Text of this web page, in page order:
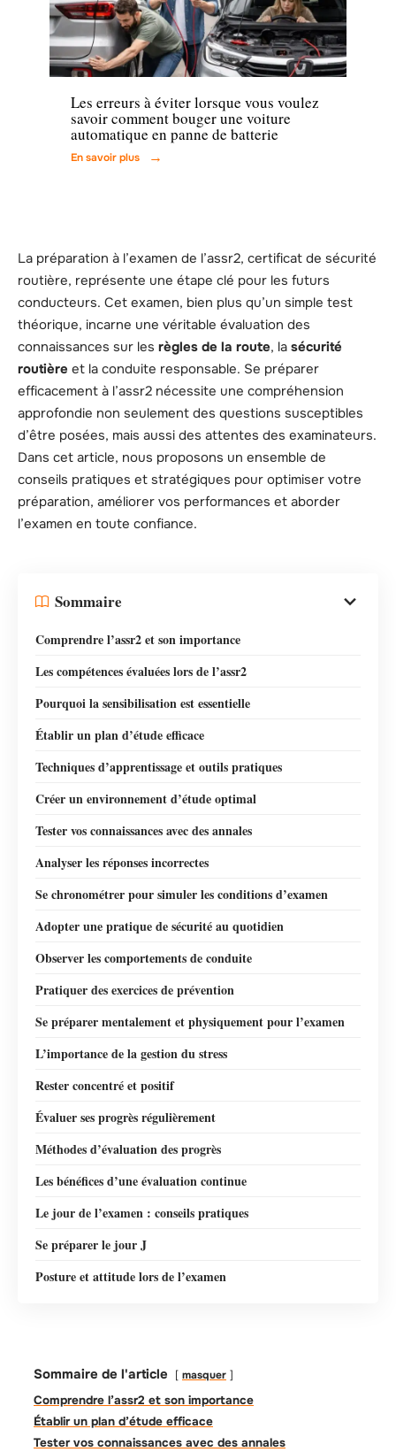
Voiture
Les erreurs à éviter lorsque vous voulez
savoir comment bouger une voiture
automatique en panne de batterie
En savoir plus
La préparation à l’examen de l’assr2, certificat de sécurité
routière, représente une étape clé pour les futurs
conducteurs. Cet examen, bien plus qu’un simple test
théorique, incarne une véritable évaluation des
connaissances sur les règles de la route, la sécurité
routière et la conduite responsable. Se préparer
efficacement à l’assr2 nécessite une compréhension
approfondie non seulement des questions susceptibles
d’être posées, mais aussi des attentes des examinateurs.
Dans cet article, nous proposons un ensemble de
conseils pratiques et stratégiques pour optimiser votre
préparation, améliorer vos performances et aborder
l’examen en toute confiance.
Sommaire
Comprendre l’assr2 et son importance
Les compétences évaluées lors de l’assr2
Pourquoi la sensibilisation est essentielle
Établir un plan d’étude efficace
Techniques d’apprentissage et outils pratiques
Créer un environnement d’étude optimal
Tester vos connaissances avec des annales
Analyser les réponses incorrectes
Se chronométrer pour simuler les conditions d’examen
Adopter une pratique de sécurité au quotidien
Observer les comportements de conduite
Pratiquer des exercices de prévention
Se préparer mentalement et physiquement pour l’examen
L’importance de la gestion du stress
Rester concentré et positif
Évaluer ses progrès régulièrement
Méthodes d’évaluation des progrès
Les bénéfices d’une évaluation continue
Le jour de l’examen : conseils pratiques
Se préparer le jour J
Posture et attitude lors de l’examen
Sommaire de l'article masquer
Comprendre l’assr2 et son importance
Établir un plan d’étude efficace
Tester vos connaissances avec des annales